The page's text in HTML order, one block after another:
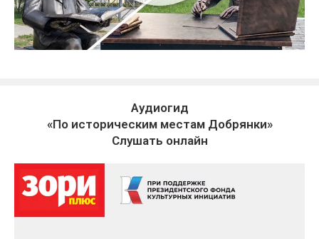
Аудиогид
«По историческим местам Добрянки»
Слушать онлайн